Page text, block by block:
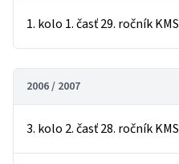
1. kolo 1. časť 29. ročník KMS
2006 / 2007
3. kolo 2. časť 28. ročník KMS